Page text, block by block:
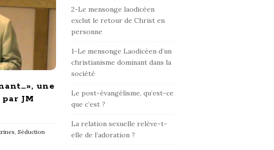
une
JM
Séduction
e
b
a
2-Le mensonge laodicéen
exclut le retour de Christ en
personne
1-Le mensonge Laodicéen d’un
christianisme dominant dans la
société
Le post-évangélisme, qu’est-ce
que c’est ?
La relation sexuelle relève-t-
elle de l’adoration ?